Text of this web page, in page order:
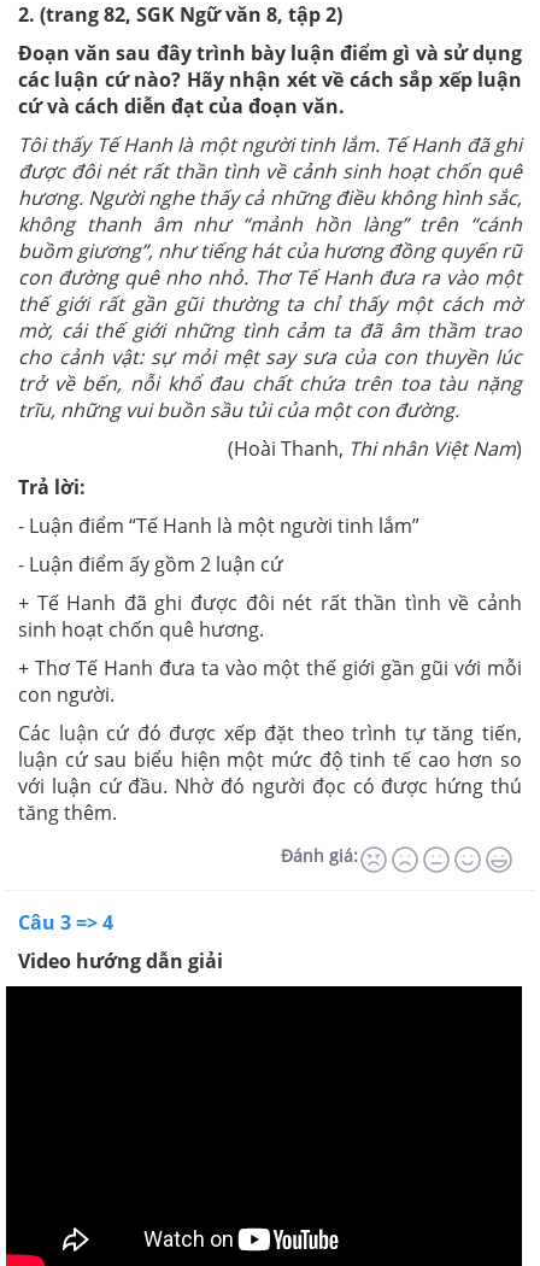
2. (trang 82, SGK Ngữ văn 8, tập 2)
Đoạn văn sau đây trình bày luận điểm gì và sử dụng
các luận cứ nào? Hãy nhận xét về cách sắp xếp luận
cứ và cách diễn đạt của đoạn văn.
Tôi thấy Tế Hanh là một người tinh lắm. Tế Hanh đã ghi
được đôi nét rất thần tình về cảnh sinh hoạt chốn quê
hương. Người nghe thấy cả những điều không hình sắc,
không thanh âm như “mảnh hồn làng” trên “cánh
buồm giương”, như tiếng hát của hương đồng quyến rũ
con đường quê nho nhỏ. Thơ Tế Hanh đưa ra vào một
thế giới rất gần gũi thường ta chỉ thấy một cách mờ
mờ, cái thế giới những tình cảm ta đã âm thầm trao
cho cảnh vật: sự mỏi mệt say sưa của con thuyền lúc
trở về bến, nỗi khổ đau chất chứa trên toa tàu nặng
trĩu, những vui buồn sầu tủi của một con đường.
(Hoài Thanh, Thi nhân Việt Nam)
Trả lời:
- Luận điểm “Tế Hanh là một người tinh lắm”
- Luận điểm ấy gồm 2 luận cứ
+ Tế Hanh đã ghi được đôi nét rất thần tình về cảnh
sinh hoạt chốn quê hương.
+ Thơ Tế Hanh đưa ta vào một thế giới gần gũi với mỗi
con người.
Các luận cứ đó được xếp đặt theo trình tự tăng tiến,
luận cứ sau biểu hiện một mức độ tinh tế cao hơn so
với luận cứ đầu. Nhờ đó người đọc có được hứng thú
tăng thêm.
Đánh giá:
Câu 3 => 4
Video hướng dẫn giải